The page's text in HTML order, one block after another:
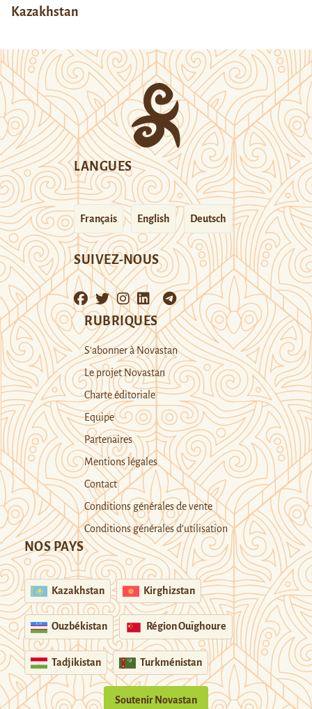
Kazakhstan
LANGUES
Français English Deutsch
SUIVEZ-NOUS
RUBRIQUES
S’abonner à Novastan
Le projet Novastan
Charte éditoriale
Equipe
Partenaires
Mentions légales
Contact
Conditions générales de vente
Conditions générales d’utilisation
NOS PAYS
Kazakhstan Kirghizstan
Ouzbékistan Région Ouïghoure
Tadjikistan Turkménistan
Soutenir Novastan